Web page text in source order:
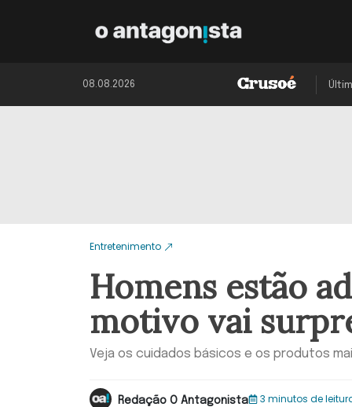
08.08.2026
Entretenimento
Homens estão
motivo vai
Veja os cuidados básicos e os produtos
Redação O Antagonista 3 minutos de